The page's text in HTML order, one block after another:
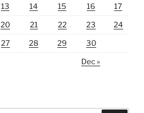
13 14 15 16 17
20 21 22 23 24
27 28 29 30
Dec »